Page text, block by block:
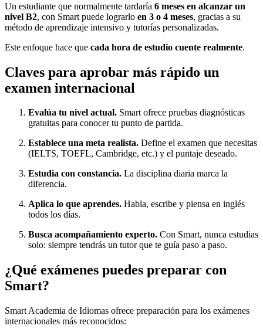
Un estudiante que normalmente tardaría 6 meses en alcanzar un
nivel B2, con Smart puede lograrlo en 3 o 4 meses, gracias a su
método de aprendizaje intensivo y tutorías personalizadas.
Este enfoque hace que cada hora de estudio cuente realmente.
Claves para aprobar más rápido un
examen internacional
Evalúa tu nivel actual. Smart ofrece pruebas diagnósticas
gratuitas para conocer tu punto de partida.
Establece una meta realista. Define el examen que necesitas
(IELTS, TOEFL, Cambridge, etc.) y el puntaje deseado.
Estudia con constancia. La disciplina diaria marca la
diferencia.
Aplica lo que aprendes. Habla, escribe y piensa en inglés
todos los días.
Busca acompañamiento experto. Con Smart, nunca estudias
solo: siempre tendrás un tutor que te guía paso a paso.
¿Qué exámenes puedes preparar con
Smart?
Smart Academia de Idiomas ofrece preparación para los exámenes
internacionales más reconocidos: